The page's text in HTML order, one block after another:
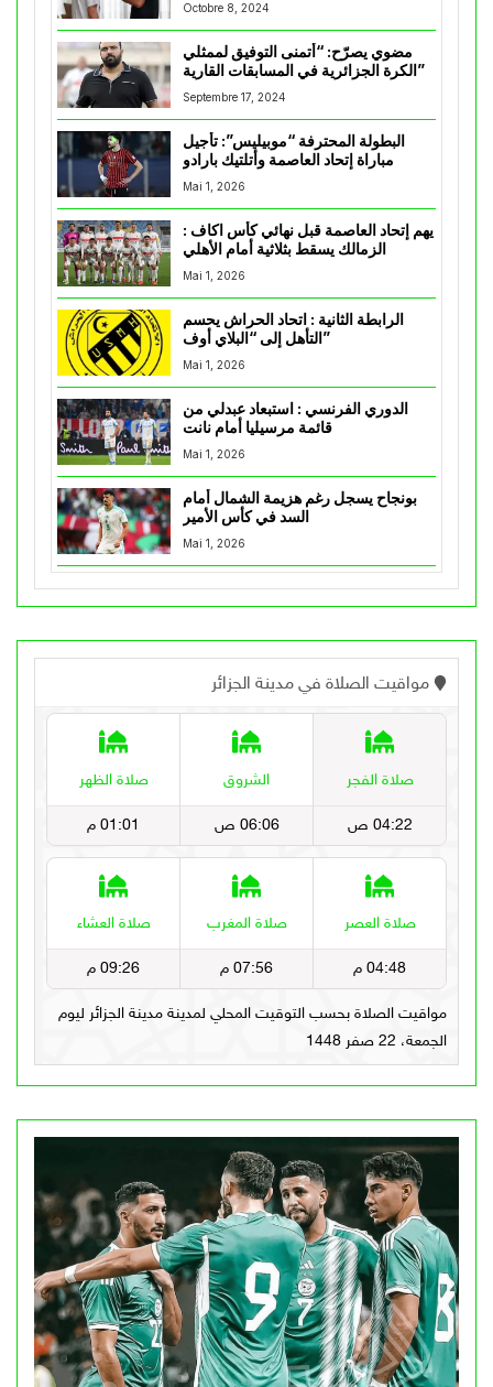
Octobre 8, 2024
مضوي يصرّح: “أتمنى التوفيق لممثلي
الكرة الجزائرية في المسابقات القارية”
Septembre 17, 2024
البطولة المحترفة “موبيليس”: تأجيل
مباراة إتحاد العاصمة وأتلتيك بارادو
Mai 1, 2026
يهم إتحاد العاصمة قبل نهائي كأس اكاف :
Mai 1, 2026
الرابطة الثانية : اتحاد الحراش يحسم
التأهل إلى “البلاي أوف”
Mai 1, 2026
الدوري الفرنسي : استبعاد عبدلي من
قائمة مرسيليا أمام نانت
Mai 1, 2026
بونجاح يسجل رغم هزيمة الشمال أمام
السد في كأس الأمير
Mai 1, 2026